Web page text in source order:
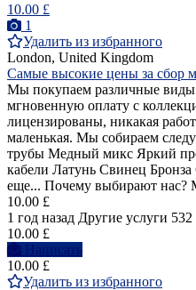
10.00 £
1
Удалить из избранного
London, United Kingdom
Самые высокие цены за сбор
Мы покупаем различные виды
мгновенную оплату с
лицензированы, никакая
маленькая. Мы собираем
трубы Медный микс Яркий
кабели Латунь Свинец
еще... Почему выбирают нас?
10.00 £
1 год назад Другие услуги
10.00 £
Написать
10.00 £
Удалить из избранного